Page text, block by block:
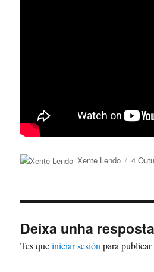
Autor
Xente Lendo 4
Deixa unha resposta
Tes queiniciar sesión para